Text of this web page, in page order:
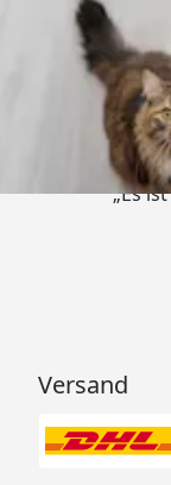
„Es
Versand